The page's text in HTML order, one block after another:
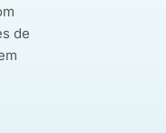
de